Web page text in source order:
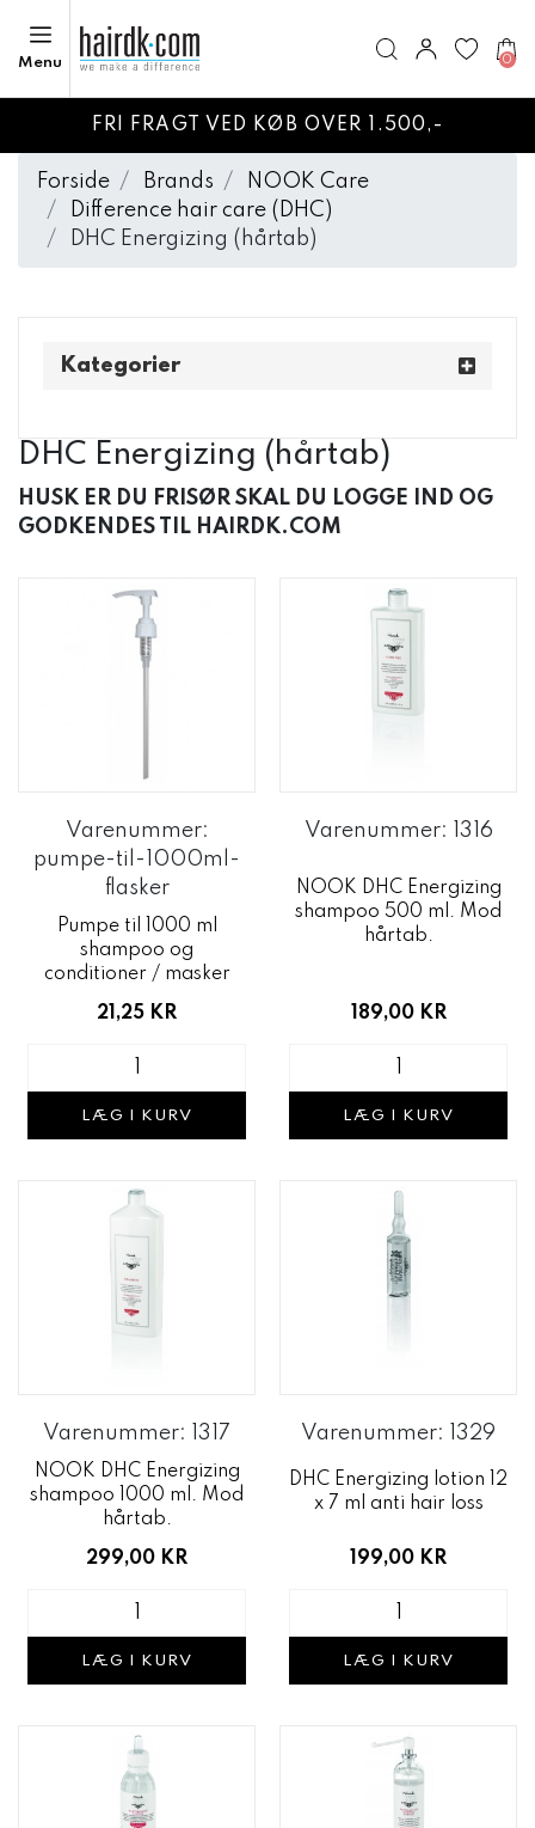
Menu 0
FRI FRAGT VED KØB OVER 1.500,-
Forside Brands
NOOK Care
Difference hair care (DHC)
DHC Energizing (hårtab)
Kategorier
DHC Energizing (hårtab)
HUSK ER DU FRISØR SKAL DU LOGGE IND OG
GODKENDES TIL HAIRDK.COM
Varenummer:
pumpe-til-1000ml-
flasker
Pumpe til 1000 ml
shampoo og
conditioner / masker
21,25 KR
LÆG I KURV
Varenummer: 1316
NOOK DHC Energizing
shampoo 500 ml. Mod
hårtab.
189,00 KR
LÆG I KURV
Varenummer: 1317
NOOK DHC Energizing
shampoo 1000 ml. Mod
hårtab.
299,00 KR
LÆG I KURV
Varenummer: 1329
DHC Energizing lotion 12
x 7 ml anti hair loss
199,00 KR
LÆG I KURV